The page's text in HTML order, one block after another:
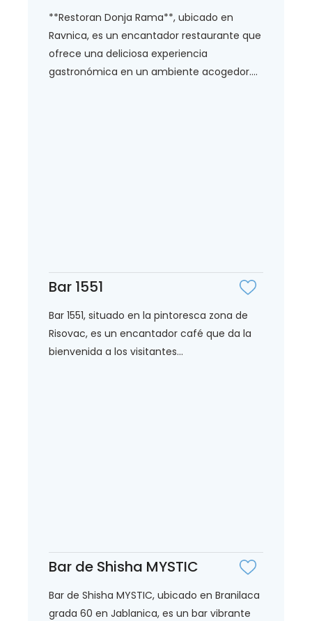
**Restoran Donja Rama**, ubicado en
Ravnica, es un encantador restaurante que
ofrece una deliciosa experiencia
gastronómica en un ambiente acogedor....
Bar 1551
Bar 1551, situado en la pintoresca zona de
Risovac, es un encantador café que da la
bienvenida a los visitantes...
Bar de Shisha MYSTIC
Bar de Shisha MYSTIC, ubicado en Branilaca
grada 60 en Jablanica, es un bar vibrante